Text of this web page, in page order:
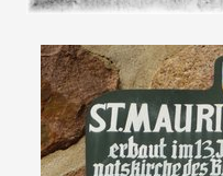
Show larger version